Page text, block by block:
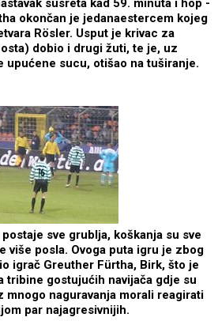
susreta kad 59. minuta i hop -
okončan je jedanaestercem kojeg
Rösler. Usput je krivac za
dobio i drugi žuti, te je, uz
upućene sucu, otišao na tuširanje.
sve grublja, koškanja su sve
više posla. Ovoga puta igru je zbog
igrač Greuther Fürtha, Birk, što je
tribine gostujućih navijača gdje su
mnogo naguravanja morali reagirati
par najagresivnijih.